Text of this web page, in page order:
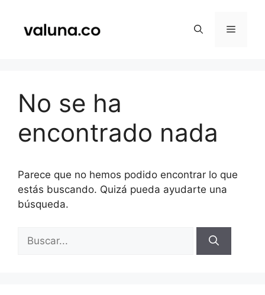
contenido
Menú
No se ha
encontrado nada
Parece que no hemos podido encontrar lo que
estás buscando. Quizá pueda ayudarte una
búsqueda.